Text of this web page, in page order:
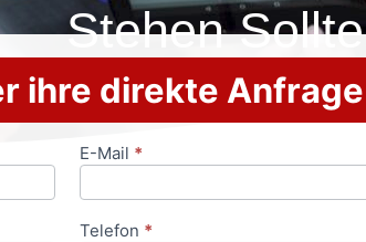
Stehen Sollte
ihre direkte Anfrage
E-Mail *
Telefon *